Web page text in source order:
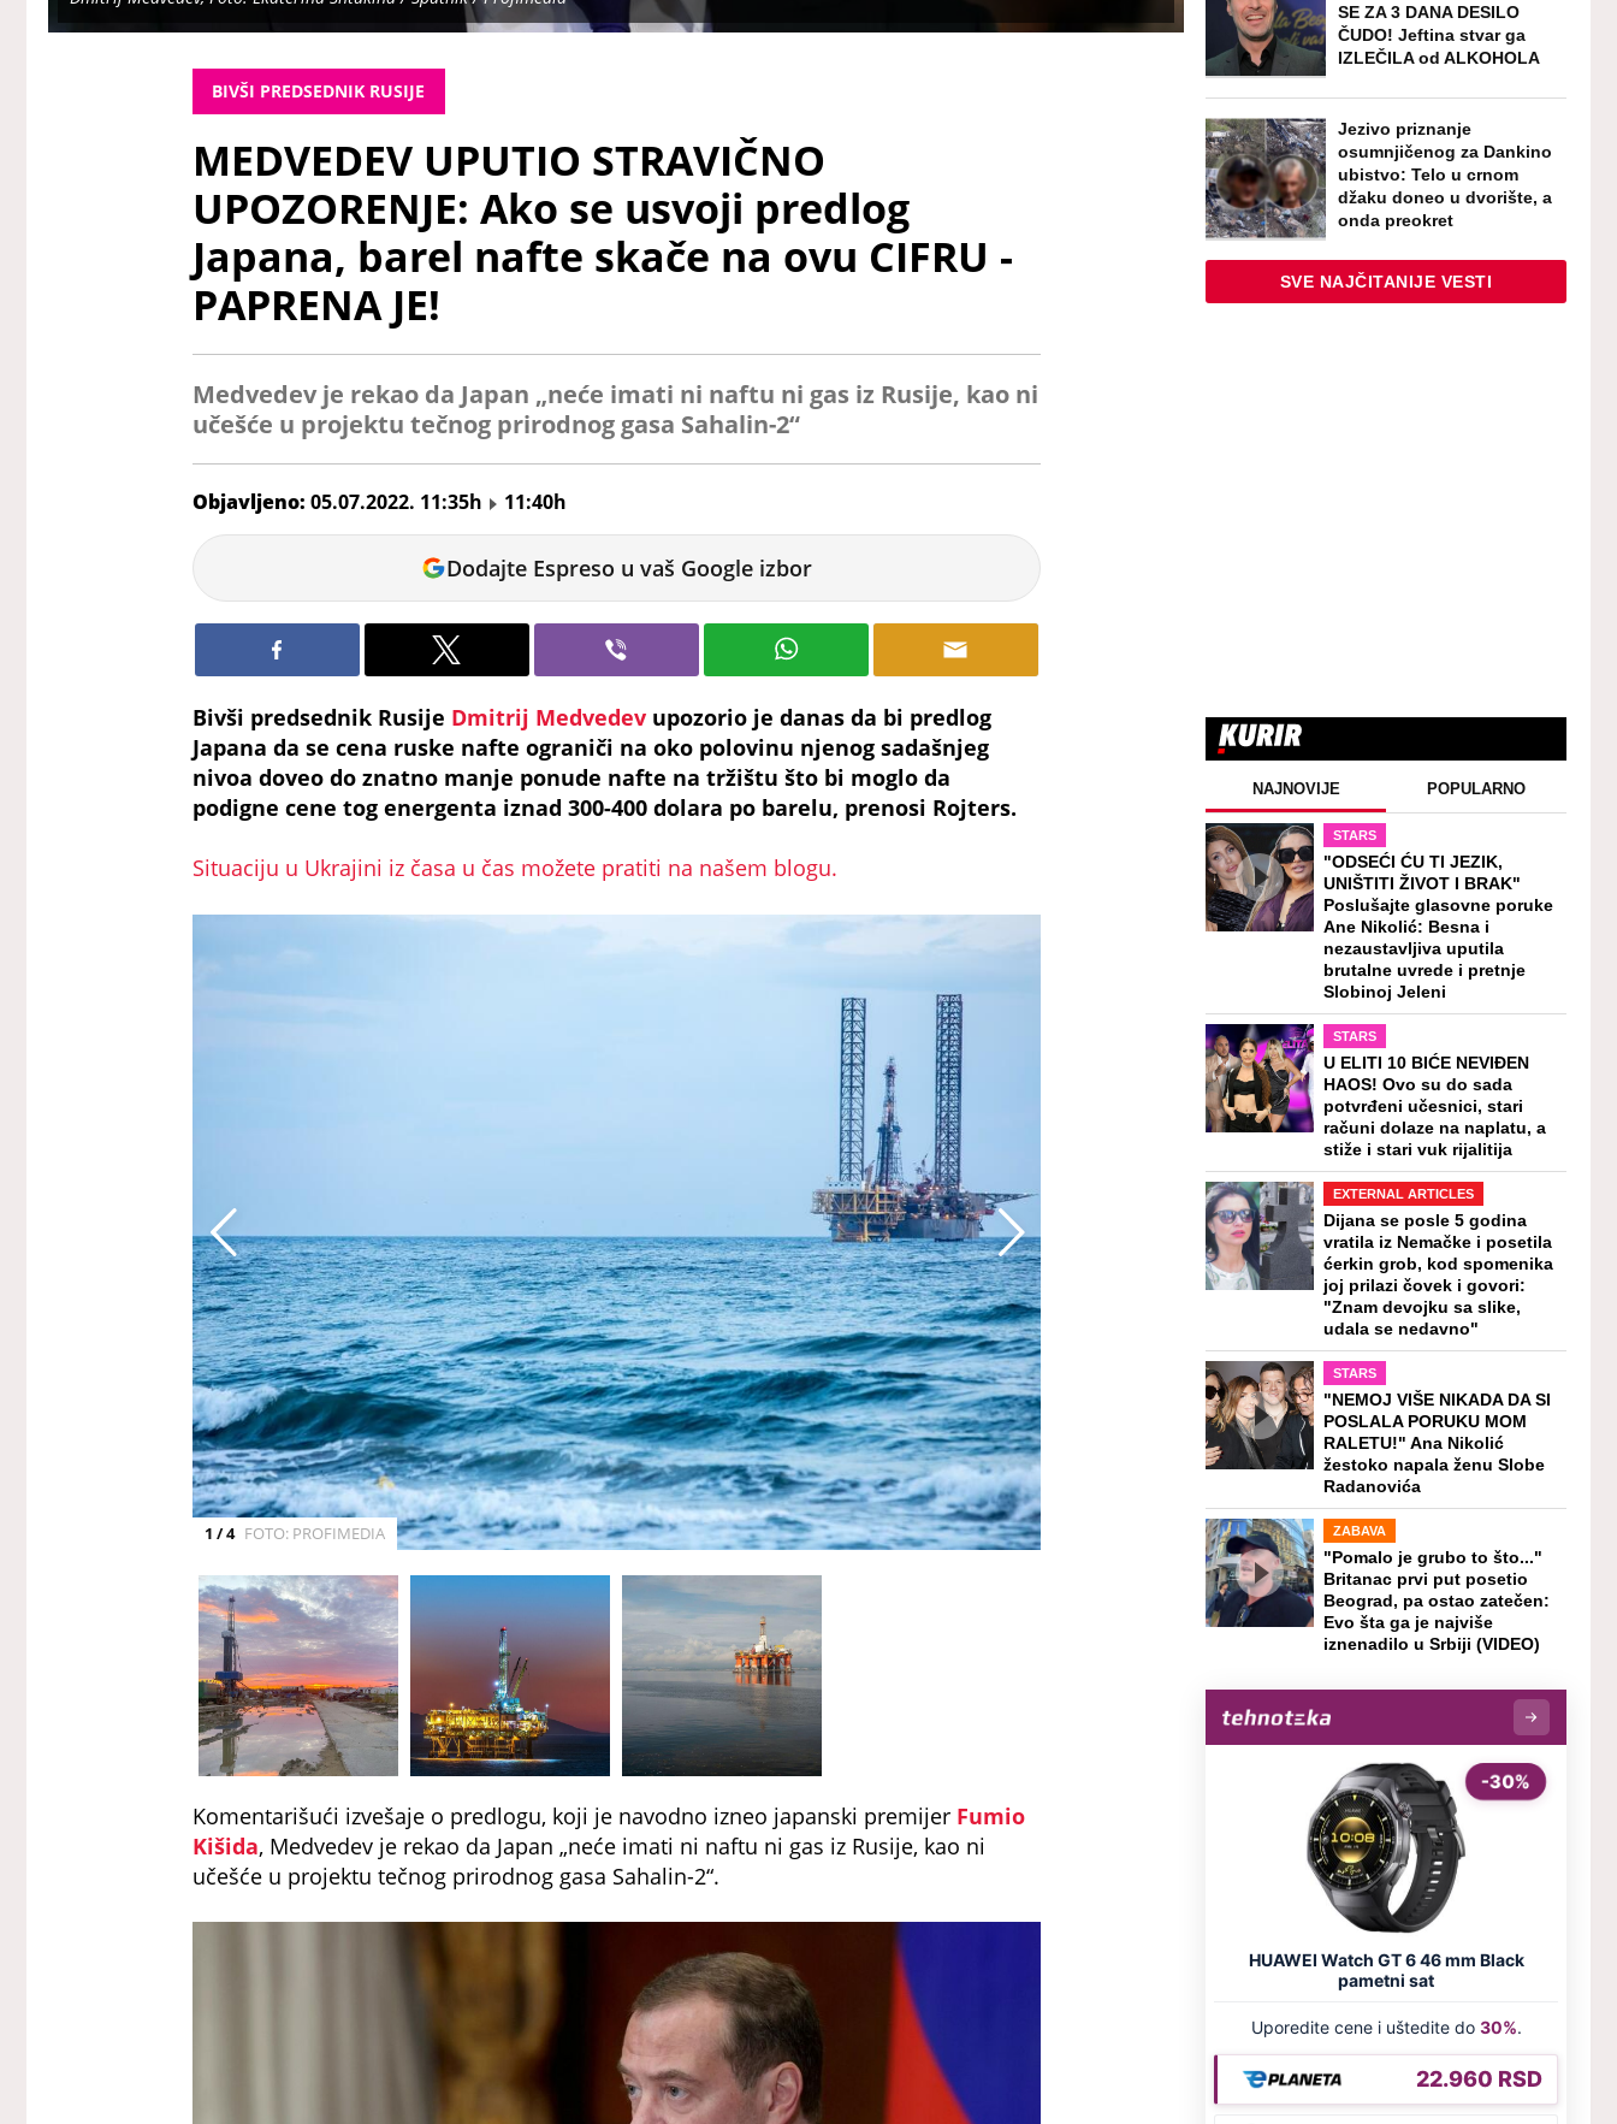
BIVŠI PREDSEDNIK RUSIJE
MEDVEDEV UPUTIO STRAVIČNO
UPOZORENJE: Ako se usvoji predlog
Japana, barel nafte skače na ovu CIFRU -
PAPRENA JE!
Medvedev je rekao da Japan „neće imati ni naftu ni gas iz Rusije, kao ni
učešće u projektu tečnog prirodnog gasa Sahalin-2“
Objavljeno: 05.07.2022. 11:35h
11:40h
Tamara
Marić
Dodajte Espreso u vaš Google izbor
Bivši predsednik Rusije Dmitrij Medvedev upozorio je danas da bi predlog
Japana da se cena ruske nafte ograniči na oko polovinu njenog sadašnjeg
nivoa doveo do znatno manje ponude nafte na tržištu što bi moglo da
podigne cene tog energenta iznad 300-400 dolara po barelu, prenosi Rojters.
Situaciju u Ukrajini iz časa u čas možete pratiti na našem blogu.
1 / 4 FOTO: PROFIMEDIA
Komentarišući izvešaje o predlogu, koji je navodno izneo japanski premijer Fumio
Kišida, Medvedev je rekao da Japan „neće imati ni naftu ni gas iz Rusije, kao ni
učešće u projektu tečnog prirodnog gasa Sahalin-2“.
SE ZA 3 DANA DESILO
ČUDO! Jeftina stvar ga
IZLEČILA od ALKOHOLA
Jezivo priznanje
osumnjičenog za Dankino
ubistvo: Telo u crnom
džaku doneo u dvorište, a
onda preokret
SVE NAJČITANIJE VESTI
NAJNOVIJE POPULARNO
STARS
"ODSEĆI ĆU TI JEZIK,
UNIŠTITI ŽIVOT I BRAK"
Poslušajte glasovne poruke
Ane Nikolić: Besna i
nezaustavljiva uputila
brutalne uvrede i pretnje
Slobinoj Jeleni
STARS
U ELITI 10 BIĆE NEVIĐEN
HAOS! Ovo su do sada
potvrđeni učesnici, stari
računi dolaze na naplatu, a
stiže i stari vuk rijalitija
EXTERNAL ARTICLES
Dijana se posle 5 godina
vratila iz Nemačke i posetila
ćerkin grob, kod spomenika
joj prilazi čovek i govori:
"Znam devojku sa slike,
udala se nedavno"
STARS
"NEMOJ VIŠE NIKADA DA SI
POSLALA PORUKU MOM
RALETU!" Ana Nikolić
žestoko napala ženu Slobe
Radanovića
ZABAVA
"Pomalo je grubo to što..."
Britanac prvi put posetio
Beograd, pa ostao zatečen:
Evo šta ga je najviše
iznenadilo u Srbiji (VIDEO)